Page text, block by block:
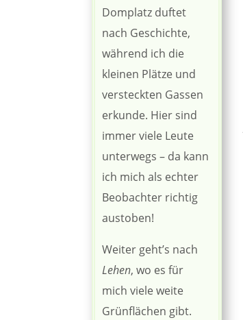
Domplatz duftet
nach Geschichte,
während ich die
kleinen Plätze und
versteckten Gassen
erkunde. Hier sind
immer viele Leute
unterwegs – da kann
ich mich als echter
Beobachter richtig
austoben!
Weiter geht’s nach
Lehen, wo es für
mich viele weite
Grünflächen gibt.